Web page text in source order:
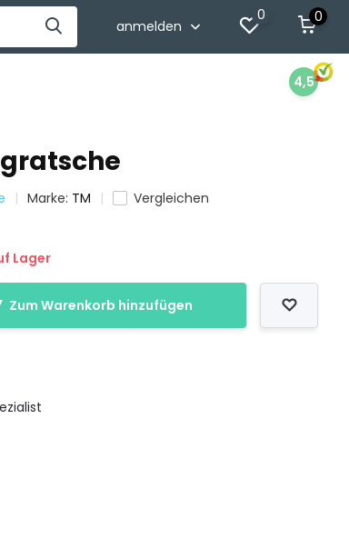
anmelden
0 0
4,5
Marke: TM
Vergleichen
Lager
Zum Warenkorb hinzufügen